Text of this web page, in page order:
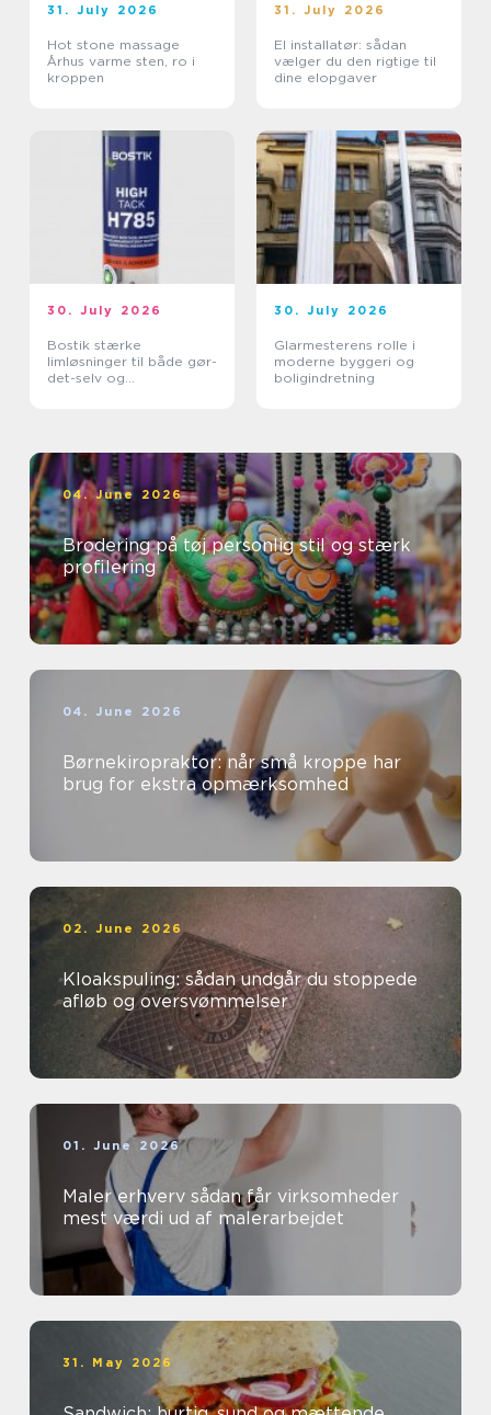
31. July 2026
Hot stone massage
Århus varme sten, ro i
kroppen
31. July 2026
El installatør: sådan
vælger du den rigtige til
dine elopgaver
30. July 2026
Bostik stærke
limløsninger til både gør-
det-selv og
30. July 2026
Glarmesterens rolle i
moderne byggeri og
boligindretning
04. June 2026
Brodering på tøj personlig stil og stærk
profilering
04. June 2026
Børnekiropraktor: når små kroppe har
brug for ekstra opmærksomhed
02. June 2026
Kloakspuling: sådan undgår du stoppede
afløb og oversvømmelser
01. June 2026
Maler erhverv sådan får virksomheder
mest værdi ud af malerarbejdet
31. May 2026